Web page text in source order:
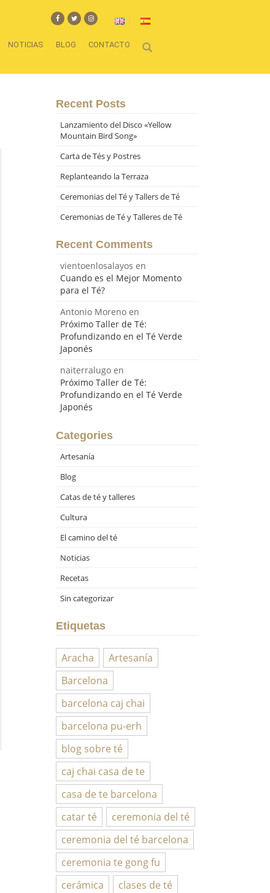
NOTICIAS BLOG CONTACTO
Recent Posts
Lanzamiento del Disco «Yellow
Mountain Bird Song»
Carta de Tés y Postres
Replanteando la Terraza
Ceremonias del Té y Tallers de Té
Ceremonias de Té y Talleres de Té
Recent Comments
vientoenlosalayos en
Cuando es el Mejor Momento
para el Té?
Antonio Morenoen
Próximo Taller de Té:
Profundizando en el Té Verde
Japonés
naiterralugoen
Próximo Taller de Té:
Profundizando en el Té Verde
Japonés
Categories
Artesanía
Blog
Catas de té y talleres
Cultura
El camino del té
Noticias
Recetas
Sin categorizar
Etiquetas
Aracha
Artesanía
Barcelona
barcelona caj chai
barcelona pu-erh
blog sobre té
caj chai casa de te
casa de te barcelona
catar té
ceremonia del té
ceremonia del té barcelona
ceremonia te gong fu
cerámica
clases de té